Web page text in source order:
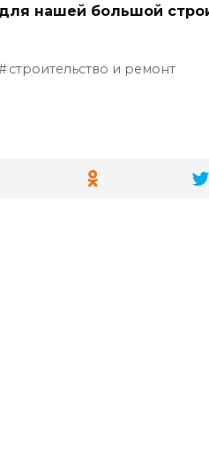
нашей большой
строительство и ремонт